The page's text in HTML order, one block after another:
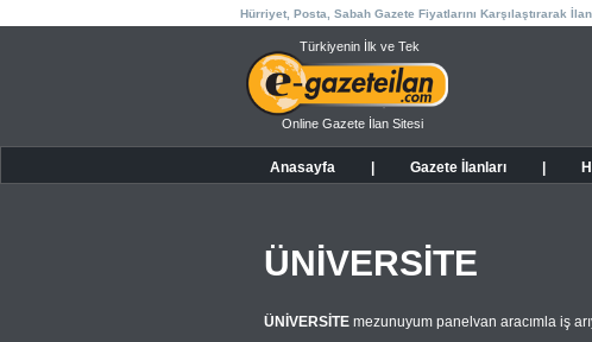
Hürriyet, Posta, Sabah Gazete Fiyatlarını Karşılaştırarak
Türkiyenin İlk ve Tek
Online Gazete İlan Sitesi
Anasayfa Gazete İlanları
ÜNİVERSİTE
ÜNİVERSİTE mezunuyum panelvan aracımla iş